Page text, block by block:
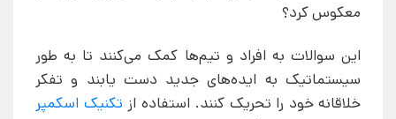
معکوس کرد؟
این سوالات به افراد و تیم‌ها کمک می‌کنند تا به طور
سیستماتیک به ایده‌های جدید دست یابند و تفکر
خلاقانه خود را تحریک کنند. استفاده از تکنیک اسکمپر